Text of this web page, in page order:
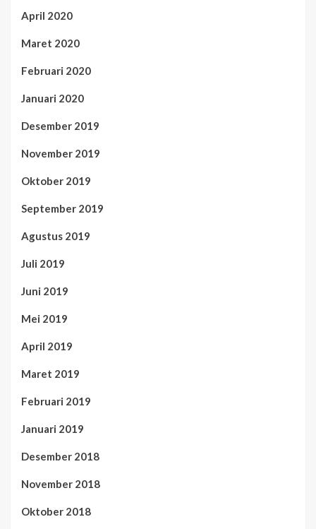
April 2020
Maret 2020
Februari 2020
Januari 2020
Desember 2019
November 2019
Oktober 2019
September 2019
Agustus 2019
Juli 2019
Juni 2019
Mei 2019
April 2019
Maret 2019
Februari 2019
Januari 2019
Desember 2018
November 2018
Oktober 2018